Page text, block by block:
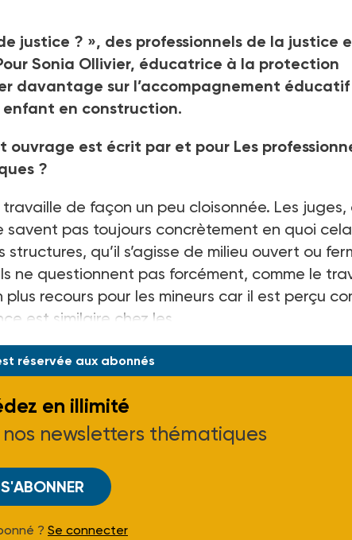
justice ? », des professionnels de la justice
Sonia Ollivier, éducatrice à la protection
davantage sur l’accompagnement
enfant en construction.
est écrit par et pour Les
?
de façon un peu cloisonnée. Les juges,
savent pas toujours concrètement en quoi cela
qu’il s’agisse de milieu ouvert ou
ne questionnent pas forcément, comme le
recours pour les mineurs car il est perçu
est similaire chez les
réservée aux abonnés
en illimité
newsletters thématiques
S'ABONNER
? Se connecter